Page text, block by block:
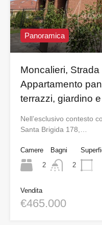
Panoramica
Moncalieri,
Appartamento
terrazzi, giardino
Nell’esclusivo contesto
Santa Brigida 178,…
Camere
2
Bagni
2
Vendita
€465.000